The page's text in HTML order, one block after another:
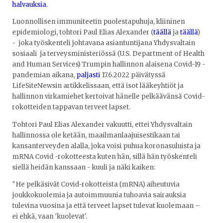
halvauksia.
Luonnollisen immuniteetin puolestapuhuja, kliininen
epidemiologi, tohtori Paul Elias Alexander (täälläjatäällä)
- joka työskenteli johtavana asiantuntijana Yhdysvaltain
sosiaali ja terveysministeriössä (U.S. Department of Health
and Human Services) Trumpin hallinnon alaisena Covid-19 -
pandemian aikana, paljasti 17.6.2022 päivätyssä
LifeSiteNewsin artikkelissaan, että isot lääkeyhtiöt ja
hallinnon virkamiehet kertoivat hänelle pelkäävänsä Covid-
rokotteiden tappavan terveet lapset.
Tohtori Paul Elias Alexander vakuutti, ettei Yhdysvaltain
hallinnossa ole ketään, maailmanlaajuisestikaan tai
kansanterveyden alalla, joka voisi puhua koronasuluista ja
mRNA Covid -rokotteesta kuten hän, sillä hän työskenteli
siellä heidän kanssaan - kuuli ja näki kaiken:
"He pelkäsivät Covid-rokotteista (mRNA) aiheutuvia
joukkokuolemia ja autoimmuunia tuhoavia sairauksia
tulevina vuosina ja että terveet lapset tulevat kuolemaan –
ei ehkä, vaan 'kuolevat'.